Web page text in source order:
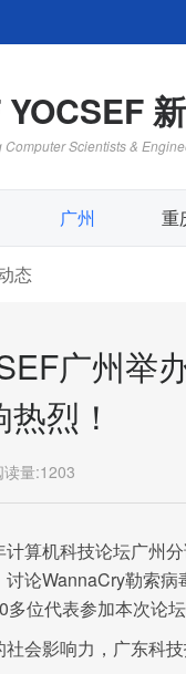
Computer Scientists &
广州 重
态
广州举
烈！
读量:1203
算机科技论坛广州
讨论WannaCry勒索病
多位代表参加本次论坛
会影响力，广东科